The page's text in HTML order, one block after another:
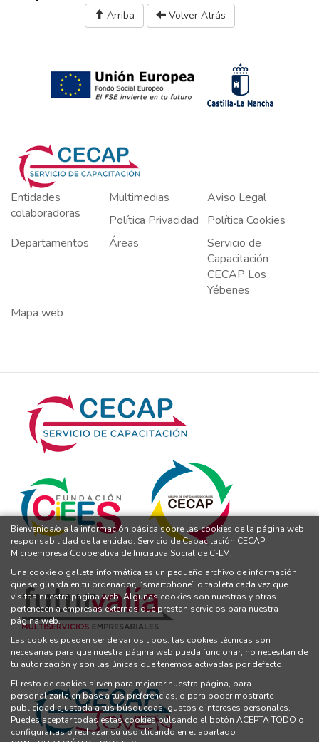
Arriba Volver Atrás
Entidades
colaboradoras
Multimedias
Aviso Legal
Política Privacidad
Política Cookies
Departamentos
Áreas
Servicio de
Capacitación
CECAP Los
Yébenes
Mapa web
Bienvenida/o a la información básica sobre las cookies de la página web
responsabilidad de la entidad: Servicio de Capacitación CECAP
Microempresa Cooperativa de Iniciativa Social de C-LM,
Una cookie o galleta informática es un pequeño archivo de información
que se guarda en tu ordenador, “smartphone” o tableta cada vez que
visitas nuestra página web. Algunas cookies son nuestras y otras
pertenecen a empresas externas que prestan servicios para nuestra
página web.
Las cookies pueden ser de varios tipos: las cookies técnicas son
necesarias para que nuestra página web pueda funcionar, no necesitan de
tu autorización y son las únicas que tenemos activadas por defecto.
El resto de cookies sirven para mejorar nuestra página, para
personalizarla en base a tus preferencias, o para poder mostrarte
publicidad ajustada a tus búsquedas, gustos e intereses personales.
Puedes aceptar todas estas cookies pulsando el botón ACEPTA TODO o
configurarlas o rechazar su uso clicando en el apartado